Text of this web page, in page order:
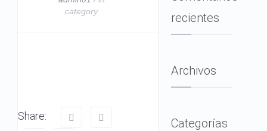
category
Share:
recientes
Archivos
Categorías